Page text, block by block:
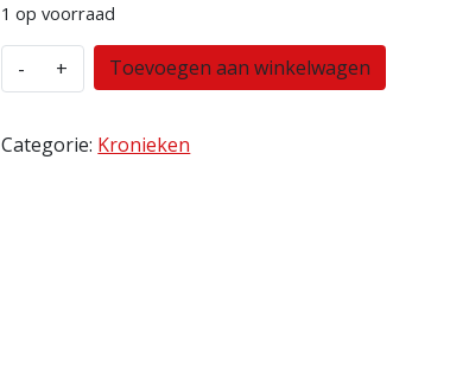
1 op voorraad
-
Bergense
Kroniek
2
+ Toevoegen aan winkelwagen
Categorie: Kronieken